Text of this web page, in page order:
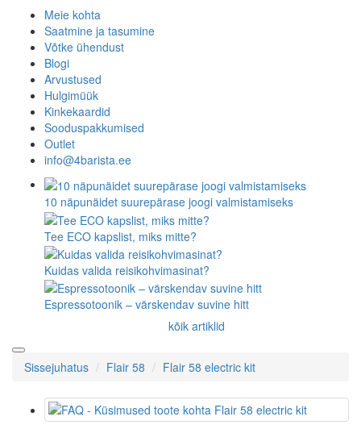
Meie kohta
Saatmine ja tasumine
Võtke ühendust
Blogi
Arvustused
Hulgimüük
Kinkekaardid
Sooduspakkumised
Outlet
info@4barista.ee
10 näpunäidet suurepärase joogi valmistamiseks
Tee ECO kapslist, miks mitte?
Kuidas valida reisikohvimasinat?
Espressotoonik – värskendav suvine hitt
kõik artiklid
Sissejuhatus Flair 58 Flair 58 electric kit